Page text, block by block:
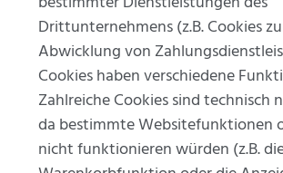
Drittunternehmens (z.B. Cookies
Abwicklung von
Cookies haben verschiedene
Zahlreiche Cookies sind technisch
da bestimmte Websitefunktionen
nicht funktionieren würden (z.B.